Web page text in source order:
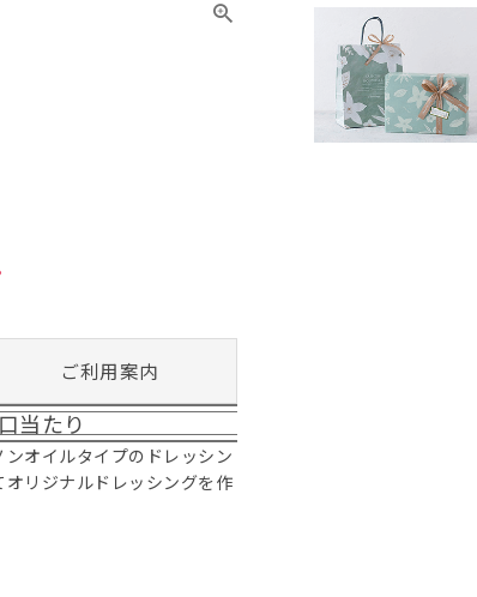
ご利用案内
当たり
オイルタイプのドレッシン
リジナルドレッシングを作